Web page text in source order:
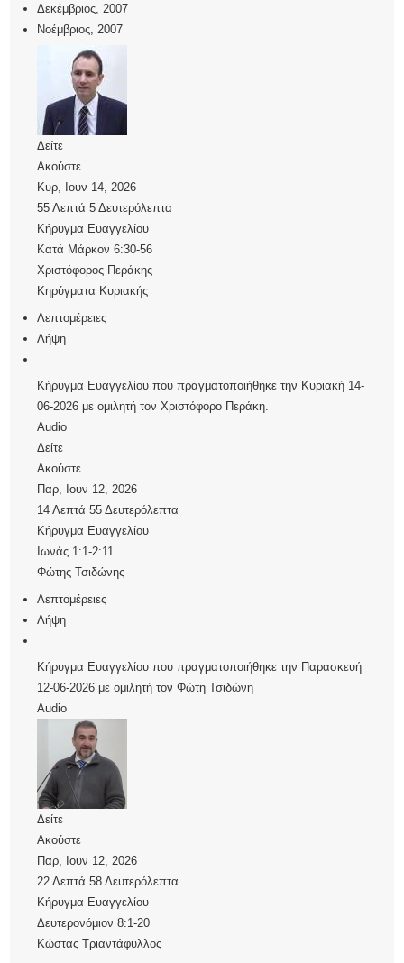
Δεκέμβριος, 2007
Νοέμβριος, 2007
Δείτε
Ακούστε
Κυρ, Ιουν 14, 2026
55 Λεπτά 5 Δευτερόλεπτα
Κήρυγμα Ευαγγελίου
Κατά Μάρκον 6:30-56
Χριστόφορος Περάκης
Κηρύγματα Κυριακής
Λεπτομέρειες
Λήψη
Κήρυγμα Ευαγγελίου που πραγματοποιήθηκε την Κυριακή 14-
06-2026 με ομιλητή τον Χριστόφορο Περάκη.
Audio
Δείτε
Ακούστε
Παρ, Ιουν 12, 2026
14 Λεπτά 55 Δευτερόλεπτα
Κήρυγμα Ευαγγελίου
Ιωνάς 1:1-2:11
Φώτης Τσιδώνης
Λεπτομέρειες
Λήψη
Κήρυγμα Ευαγγελίου που πραγματοποιήθηκε την Παρασκευή
12-06-2026 με ομιλητή τον Φώτη Τσιδώνη
Audio
Δείτε
Ακούστε
Παρ, Ιουν 12, 2026
22 Λεπτά 58 Δευτερόλεπτα
Κήρυγμα Ευαγγελίου
Δευτερονόμιον 8:1-20
Κώστας Τριαντάφυλλος